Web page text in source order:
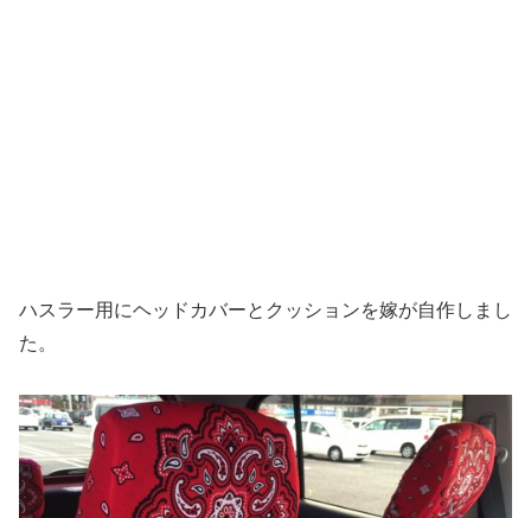
ハスラー用にヘッドカバーとクッションを嫁が自作しまし
た。